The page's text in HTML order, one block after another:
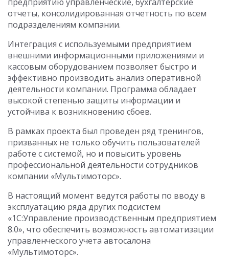
отчеты, консолидированная отчетность по всем
подразделениям компании.
Интеграция с используемыми предприятием
внешними информационными приложениями и
кассовым оборудованием позволяет быстро и
эффективно производить анализ оперативной
деятельности компании. Программа обладает
высокой степенью защиты информации и
устойчива к возникновению сбоев.
В рамках проекта был проведен ряд тренингов,
призванных не только обучить пользователей
работе с системой, но и повысить уровень
профессиональной деятельности сотрудников
компании «Мультимоторс».
В настоящий момент ведутся работы по вводу в
эксплуатацию ряда других подсистем
«1С:Управление производственным предприятием
8.0», что обеспечить возможность автоматизации
управленческого учета автосалона
«Мультимоторс».